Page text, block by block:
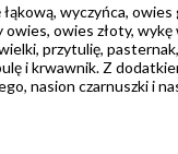
wyczyńca,
owies złoty,
przytulię,
i krwawnik. Z
nasion czarnuszki i